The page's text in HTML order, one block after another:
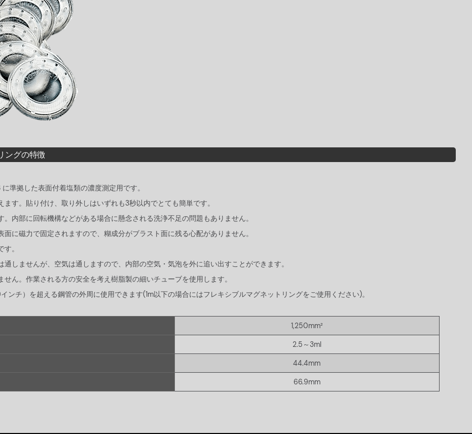
ングの特徴
準拠した表面付着塩類の濃度測定用です。
ます。貼り付け、取り外しはいずれも3秒以内でとても簡単です。
内部に回転機構などがある場合に懸念される洗浄不足の問題もありません。
面に磁力で固定されますので、糊成分がブラスト面に残る心配がありません。
。
通しませんが、空気は通しますので、内部の空気・気泡を外に追い出すことができます。
ん。作業される方の安全を考え樹脂製の細いチューブを使用します。
ンチ）を超える鋼管の外周に使用できます(1m以下の場合にはフレキシブルマグネットリングをご使用ください)。
1,250mm²
2.5～3ml
44.4mm
66.9mm